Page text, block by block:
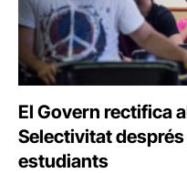
El Govern rectifica
Selectivitat
estudiants